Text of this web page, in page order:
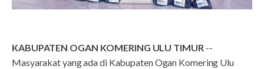
KABUPATEN OGAN KOMERING ULU TIMUR --
Masyarakat yang ada di Kabupaten Ogan Komering Ulu